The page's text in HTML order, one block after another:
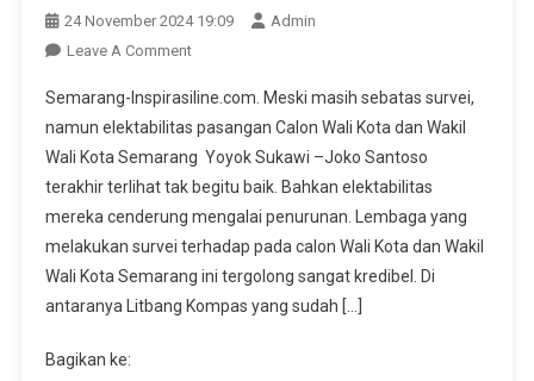
24 November 2024 19:09
Admin
Leave A CommentOn
Partai
Macet
Dan
Suporter
PSIS
Pecah,
Jadi
Kendala
Semarang-Inspirasiline.com. Meski masih sebatas survei,
namun elektabilitas pasangan Calon Wali Kota dan Wakil
Wali Kota Semarang Yoyok Sukawi –Joko Santoso
terakhir terlihat tak begitu baik. Bahkan elektabilitas
mereka cenderung mengalai penurunan. Lembaga yang
melakukan survei terhadap pada calon Wali Kota dan Wakil
Wali Kota Semarang ini tergolong sangat kredibel. Di
antaranya Litbang Kompas yang sudah […]
Bagikan ke: